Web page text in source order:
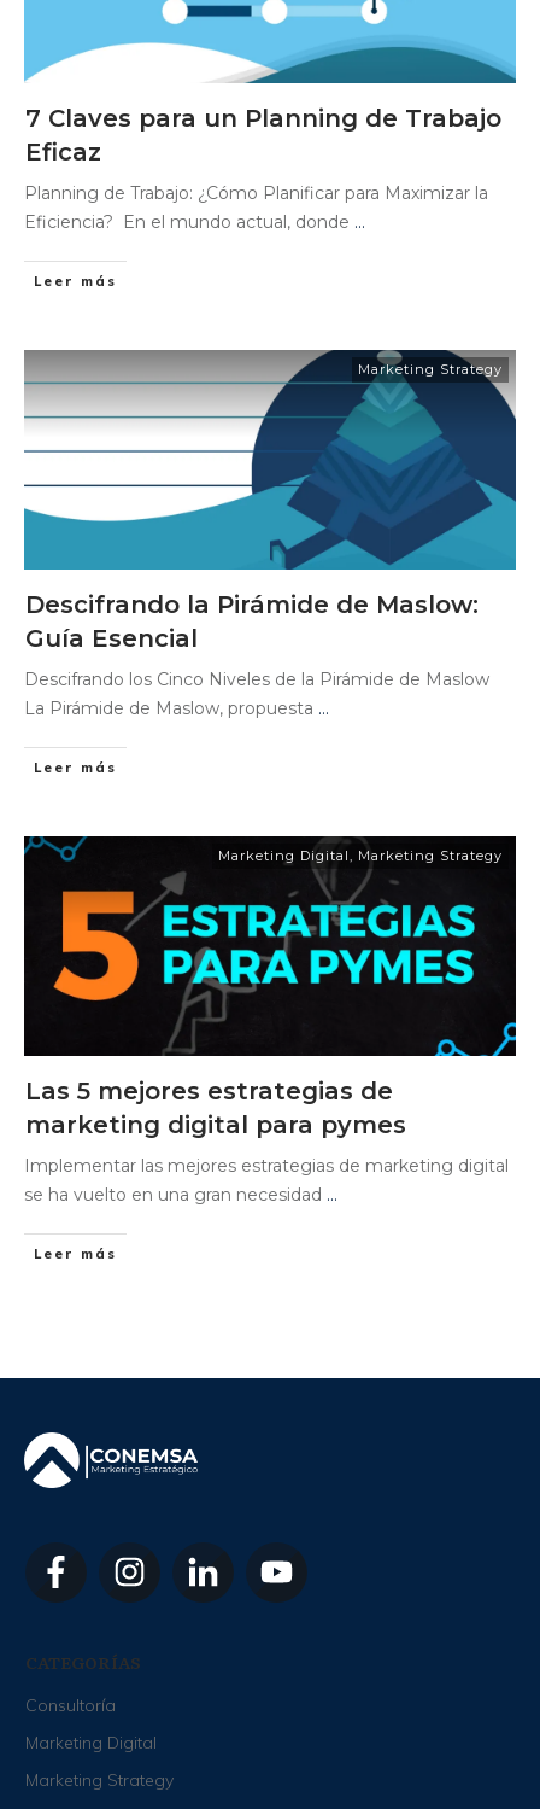
7 Claves para un Planning de Trabajo
Eficaz
Planning de Trabajo: ¿Cómo Planificar para Maximizar la
Eficiencia? En el mundo actual, donde ...
Leer más
Marketing Strategy
Descifrando la Pirámide de Maslow:
Guía Esencial
Descifrando los Cinco Niveles de la Pirámide de Maslow
La Pirámide de Maslow, propuesta ...
Leer más
Marketing Digital Marketing Strategy
Las 5 mejores estrategias de
marketing digital para pymes
Implementar las mejores estrategias de marketing digital
se ha vuelto en una gran necesidad ...
Leer más
CATEGORÍAS
Consultoría
Marketing Digital
Marketing Strategy